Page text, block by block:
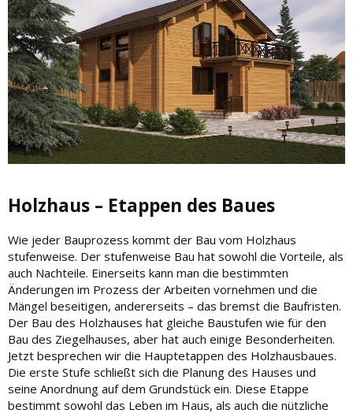
Holzhaus – Etappen des Baues
Wie jeder Bauprozess kommt der Bau vom Holzhaus
stufenweise. Der stufenweise Bau hat sowohl die Vorteile, als
auch Nachteile. Einerseits kann man die bestimmten
Änderungen im Prozess der Arbeiten vornehmen und die
Mängel beseitigen, andererseits – das bremst die Baufristen.
Der Bau des Holzhauses hat gleiche Baustufen wie für den
Bau des Ziegelhauses, aber hat auch einige Besonderheiten.
Jetzt besprechen wir die Hauptetappen des Holzhausbaues.
Die erste Stufe schließt sich die Planung des Hauses und
seine Anordnung auf dem Grundstück ein. Diese Etappe
bestimmt sowohl das Leben im Haus, als auch die nützliche